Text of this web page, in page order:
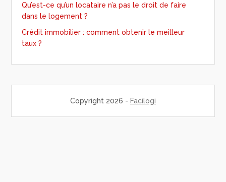
Qu’est-ce qu’un locataire n’a pas le droit de faire
dans le logement ?
Crédit immobilier : comment obtenir le meilleur
taux ?
Copyright 2026 - Facilogi